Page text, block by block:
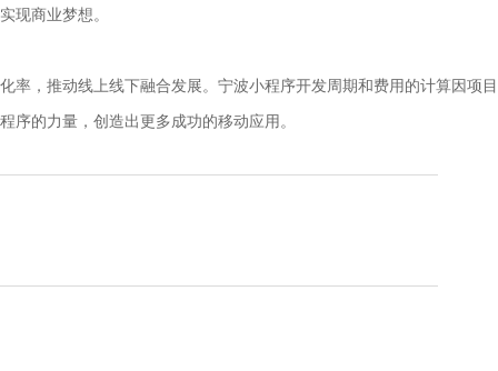
现商业梦想。
，推动线上线下融合发展。宁波小程序开发周期和费用的计算因项目
的力量，创造出更多成功的移动应用。